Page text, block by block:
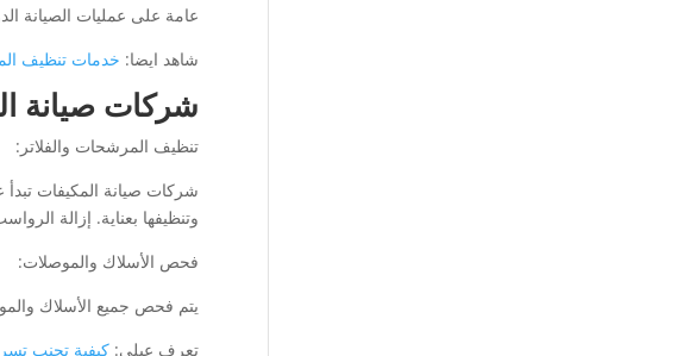
عامة على عمليات الصيانة
شاهد ايضا: خدمات تنظيف
شركات صيانة
تنظيف المرشحات والفلاتر:
شركات صيانة المكيفات تبدأ
وتنظيفها بعناية. إزالة
فحص الأسلاك والموصلات:
يتم فحص جميع الأسلاك
تعرف عبلى: كيفية تجنب